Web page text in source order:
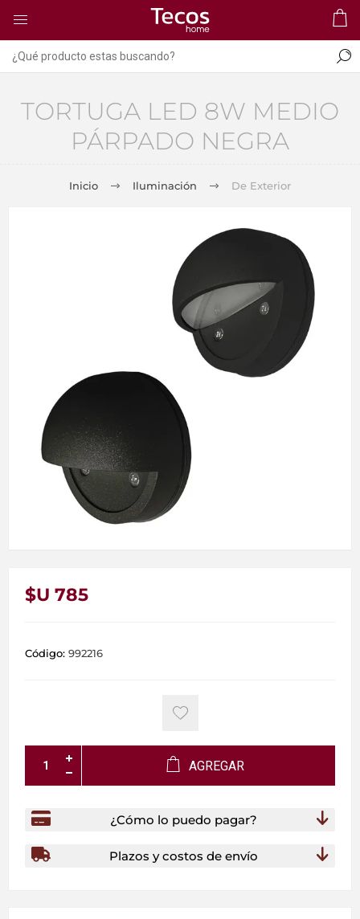
TORTUGA LED 8W MEDIO
PÁRPADO NEGRA
Inicio Iluminación De Exterior
$U 785
Código: 992216
AGREGAR
¿Cómo lo puedo pagar?
Plazos y costos de envío